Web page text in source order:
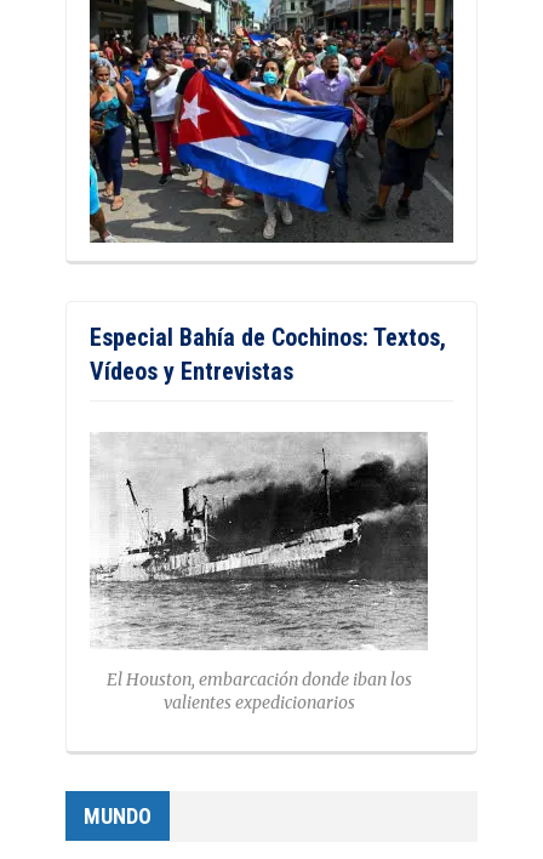
Especial Bahía de Cochinos: Textos,
Vídeos y Entrevistas
El Houston, embarcación donde iban los
valientes expedicionarios
MUNDO